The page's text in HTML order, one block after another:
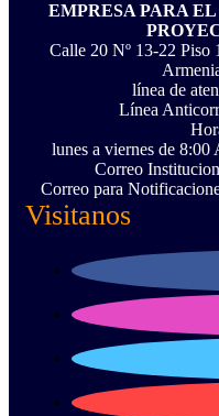
EMPRESA PARA
Calle 20 Nº 13-22
línea de
Línea
lunes a viernes de
Correo
Correo para
Visitanos